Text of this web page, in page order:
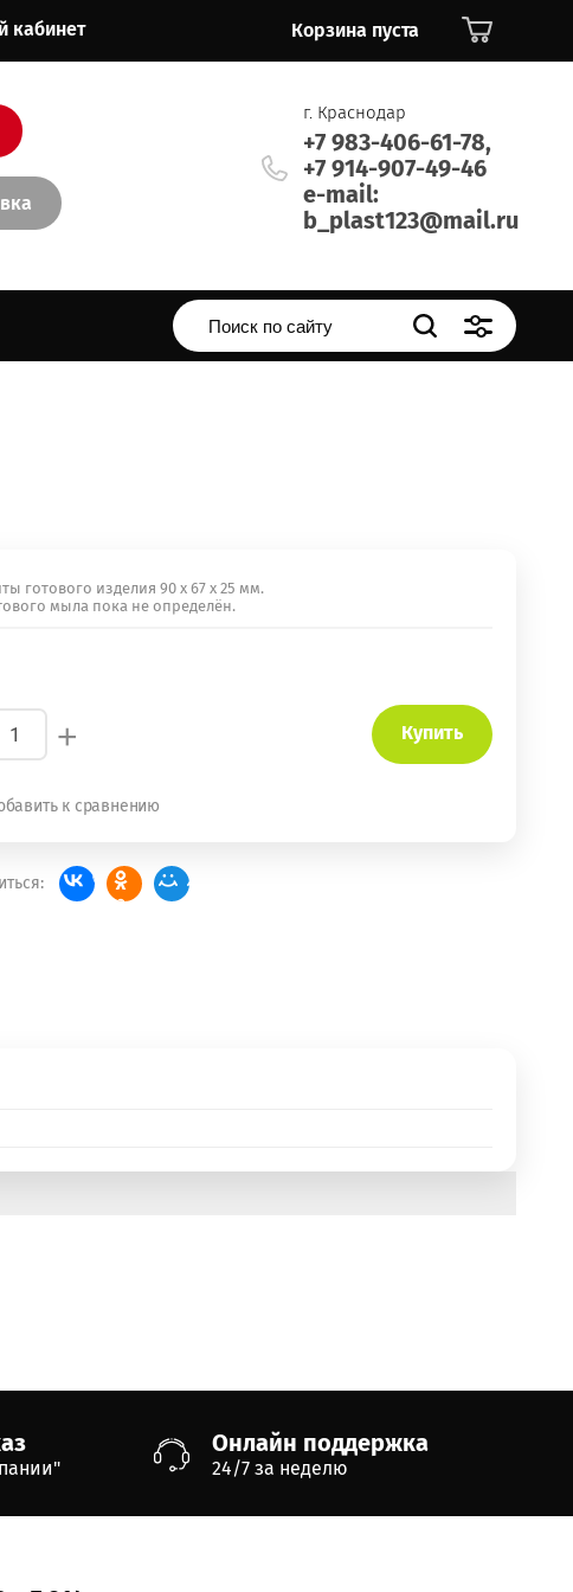
кабинет Корзина пуста
г. Краснодар
+7 983-406-61-78,
+7 914-907-49-46
e-mail:
b_plast123@mail.ru
готового изделия 90 х 67 х 25 мм.
мыла пока не определён.
+ Купить
к сравнению
Онлайн поддержка
24/7 за неделю